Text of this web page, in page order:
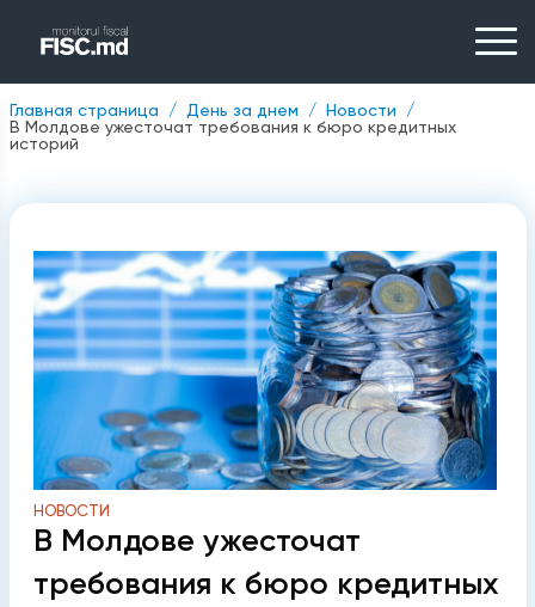
Главная страница День за днем
Новости
В Молдове ужесточат требования к бюро кредитных
историй
НОВОСТИ
В Молдове ужесточат
требования к бюро кредитных